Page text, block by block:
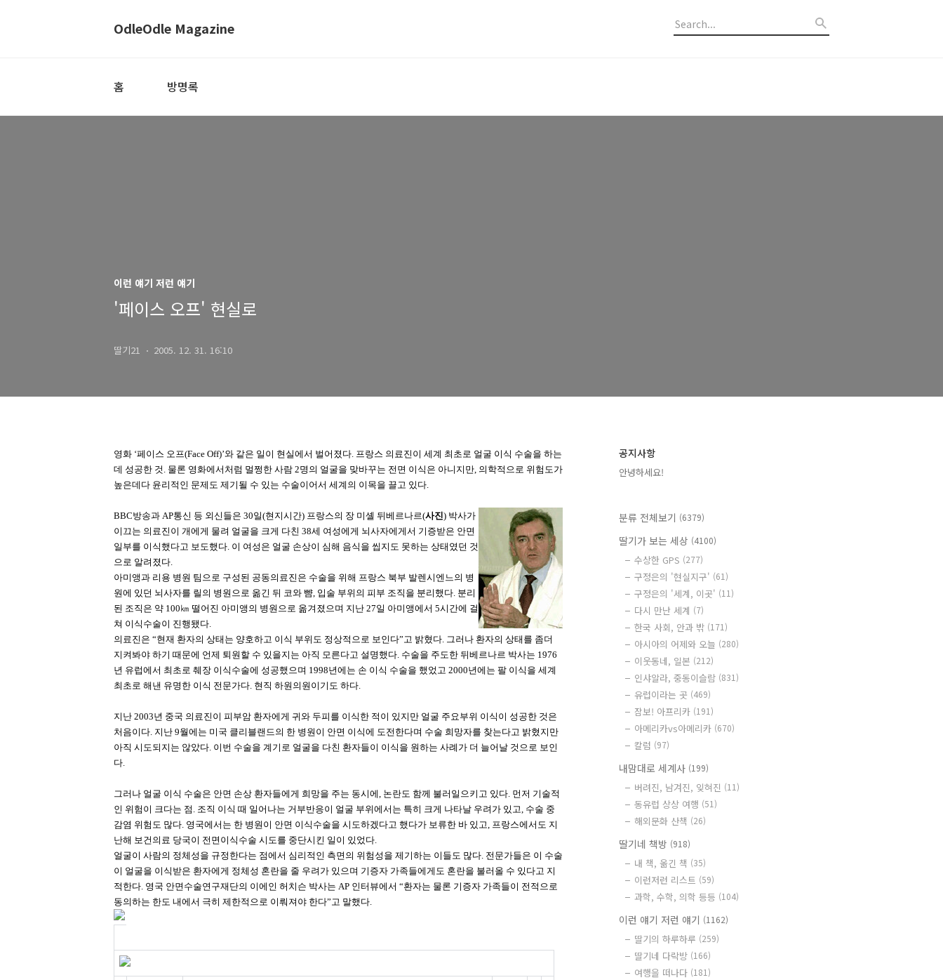
OdleOdle Magazine
홈 방명록
이런 얘기 저런 얘기
'페이스 오프' 현실로
딸기21 2005. 12. 31. 16:10
영화 ‘페이스 오프(Face Off)’와 같은 일이 현실에서 벌어졌다. 프랑스 의료진이 세계 최초로 얼굴 이식 수술을 하는
데 성공한 것. 물론 영화에서처럼 멀쩡한 사람 2명의 얼굴을 맞바꾸는 전면 이식은 아니지만, 의학적으로 위험도가
높은데다 윤리적인 문제도 제기될 수 있는 수술이어서 세계의 이목을 끌고 있다.
BBC방송과 AP통신 등 외신들은 30일(현지시간) 프랑스의 장 미셸 뒤베르나르(사진) 박사가
이끄는 의료진이 개에게 물려 얼굴을 크게 다친 38세 여성에게 뇌사자에게서 기증받은 안면
일부를 이식했다고 보도했다. 이 여성은 얼굴 손상이 심해 음식을 씹지도 못하는 상태였던 것
으로 알려졌다.
아미앵과 리용 병원 팀으로 구성된 공동의료진은 수술을 위해 프랑스 북부 발렌시엔느의 병
원에 있던 뇌사자를 릴의 병원으로 옮긴 뒤 코와 뺨, 입술 부위의 피부 조직을 분리했다. 분리
된 조직은 약 100㎞ 떨어진 아미앵의 병원으로 옮겨졌으며 지난 27일 아미앵에서 5시간에 걸
쳐 이식수술이 진행됐다.
의료진은 “현재 환자의 상태는 양호하고 이식 부위도 정상적으로 보인다”고 밝혔다. 그러나 환자의 상태를 좀더
지켜봐야 하기 때문에 언제 퇴원할 수 있을지는 아직 모른다고 설명했다. 수술을 주도한 뒤베르나르 박사는 1976
년 유럽에서 최초로 췌장 이식수술에 성공했으며 1998년에는 손 이식 수술을 했었고 2000년에는 팔 이식을 세계
최초로 해낸 유명한 이식 전문가다. 현직 하원의원이기도 하다.
지난 2003년 중국 의료진이 피부암 환자에게 귀와 두피를 이식한 적이 있지만 얼굴 주요부위 이식이 성공한 것은
처음이다. 지난 9월에는 미국 클리블랜드의 한 병원이 안면 이식에 도전한다며 수술 희망자를 찾는다고 밝혔지만
아직 시도되지는 않았다. 이번 수술을 계기로 얼굴을 다친 환자들이 이식을 원하는 사례가 더 늘어날 것으로 보인
다.
그러나 얼굴 이식 수술은 안면 손상 환자들에게 희망을 주는 동시에, 논란도 함께 불러일으키고 있다. 먼저 기술적
인 위험이 크다는 점. 조직 이식 때 일어나는 거부반응이 얼굴 부위에서는 특히 크게 나타날 우려가 있고, 수술 중
감염 위험도 많다. 영국에서는 한 병원이 안면 이식수술을 시도하겠다고 했다가 보류한 바 있고, 프랑스에서도 지
난해 보건의료 당국이 전면이식수술 시도를 중단시킨 일이 있었다.
얼굴이 사람의 정체성을 규정한다는 점에서 심리적인 측면의 위험성을 제기하는 이들도 많다. 전문가들은 이 수술
이 얼굴을 이식받은 환자에게 정체성 혼란을 줄 우려가 있으며 기증자 가족들에게도 혼란을 불러올 수 있다고 지
적한다. 영국 안면수술연구재단의 이에인 허치슨 박사는 AP 인터뷰에서 “환자는 물론 기증자 가족들이 전적으로
동의하는 한도 내에서 극히 제한적으로 이뤄져야 한다”고 말했다.
공지사항
안녕하세요!
분류 전체보기 (6379)
딸기가 보는 세상 (4100)
수상한 GPS (277)
구정은의 '현실지구' (61)
구정은의 '세계, 이곳' (11)
다시 만난 세계 (7)
한국 사회, 안과 밖 (171)
아시아의 어제와 오늘 (280)
이웃동네, 일본 (212)
인샤알라, 중동이슬람 (831)
유럽이라는 곳 (469)
잠보! 아프리카 (191)
아메리카vs아메리카 (670)
칼럼 (97)
내맘대로 세계사 (199)
버려진, 남겨진, 잊혀진 (11)
동유럽 상상 여행 (51)
해외문화 산책 (26)
딸기네 책방 (918)
내 책, 옮긴 책 (35)
이런저런 리스트 (59)
과학, 수학, 의학 등등 (104)
이런 얘기 저런 얘기 (1162)
딸기의 하루하루 (259)
딸기네 다락방 (166)
여행을 떠나다 (181)